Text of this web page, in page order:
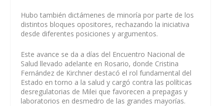
Hubo también dictámenes de minoría por parte de los
distintos bloques opositores, rechazando la iniciativa
desde diferentes posiciones y argumentos.
Este avance se da a días del Encuentro Nacional de
Salud llevado adelante en Rosario, donde Cristina
Fernández de Kirchner destacó el rol fundamental del
Estado en torno a la salud y cargó contra las políticas
desregulatorias de Milei que favorecen a prepagas y
laboratorios en desmedro de las grandes mayorías.